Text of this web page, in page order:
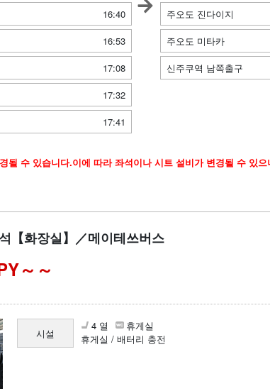
16:40
16:53
17:08
17:32
17:41
주오도 진다이지
주오도 미타카
신주쿠역 남쪽출구
될 수 있습니다.이에 따라 좌석이나 시트 설비가 변경될 수 있
【화장실】／메이테쓰버스
～
시설
4 열
휴게실
휴게실 / 배터리 충전